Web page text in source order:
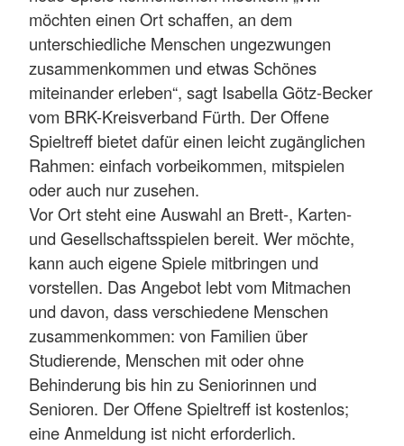
möchten einen Ort schaffen, an dem
unterschiedliche Menschen ungezwungen
zusammenkommen und etwas Schönes
miteinander erleben“, sagt Isabella Götz-Becker
vom BRK-Kreisverband Fürth. Der Offene
Spieltreff bietet dafür einen leicht zugänglichen
Rahmen: einfach vorbeikommen, mitspielen
oder auch nur zusehen.
Vor Ort steht eine Auswahl an Brett-, Karten-
und Gesellschaftsspielen bereit. Wer möchte,
kann auch eigene Spiele mitbringen und
vorstellen. Das Angebot lebt vom Mitmachen
und davon, dass verschiedene Menschen
zusammenkommen: von Familien über
Studierende, Menschen mit oder ohne
Behinderung bis hin zu Seniorinnen und
Senioren. Der Offene Spieltreff ist kostenlos;
eine Anmeldung ist nicht erforderlich.